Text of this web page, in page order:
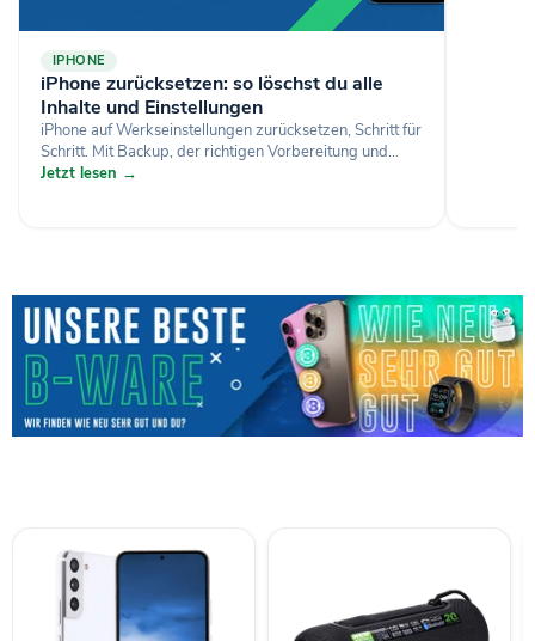
IPHONE
iPhone zurücksetzen: so löschst du alle
Inhalte und Einstellungen
iPhone auf Werkseinstellungen zurücksetzen, Schritt für
Schritt. Mit Backup, der richtigen Vorbereitung und...
Jetzt lesen →